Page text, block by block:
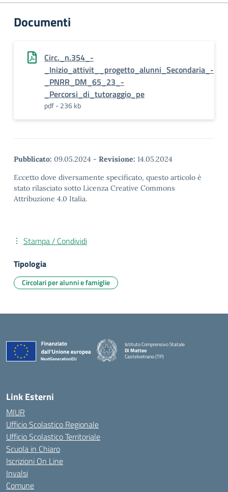
Documenti
Circ._n.354_-
_Inizio_attivit__progetto_alunni_Secondaria_-
_PNRR_DM_65_23_-
_Percorsi_di_tutoraggio_pe
pdf - 236 kb
Pubblicato: 09.05.2024 - Revisione: 14.05.2024
Eccetto dove diversamente specificato, questo articolo è
stato rilasciato sotto Licenza Creative Commons
Attribuzione 4.0 Italia.
Stampa / Condividi
Tipologia
Circolari per alunni e famiglie
Istituto Comprensivo Statale
Di Matteo
Castelvetrano (TP)
Link Esterni
MIUR
Ufficio Scolastico Regionale
Ufficio Scolastico Territoriale
Scuola in Chiaro
Iscrizioni On Line
Invalsi
Comune